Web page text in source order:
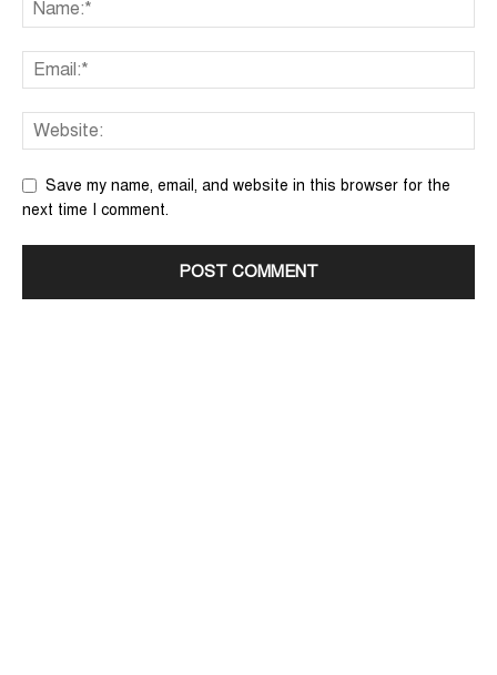
Save my name, email, and website in this browser for the
next time I comment.